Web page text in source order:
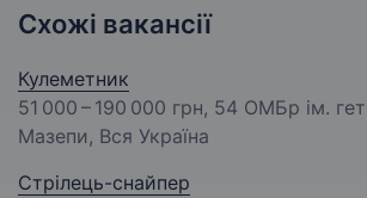
Схожі вакансії
Кулеметник
51 000 – 190 000 грн, 54 ОМБр ім.
Мазепи, Вся Україна
Стрілець-снайпер